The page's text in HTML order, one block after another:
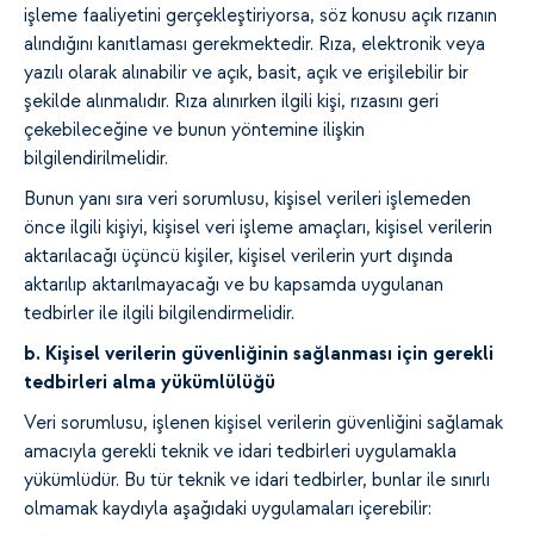
işleme faaliyetini gerçekleştiriyorsa, söz konusu açık rızanın
alındığını kanıtlaması gerekmektedir. Rıza, elektronik veya
yazılı olarak alınabilir ve açık, basit, açık ve erişilebilir bir
şekilde alınmalıdır. Rıza alınırken ilgili kişi, rızasını geri
çekebileceğine ve bunun yöntemine ilişkin
bilgilendirilmelidir.
Bunun yanı sıra veri sorumlusu, kişisel verileri işlemeden
önce ilgili kişiyi, kişisel veri işleme amaçları, kişisel verilerin
aktarılacağı üçüncü kişiler, kişisel verilerin yurt dışında
aktarılıp aktarılmayacağı ve bu kapsamda uygulanan
tedbirler ile ilgili bilgilendirmelidir.
b. Kişisel verilerin güvenliğinin sağlanması için gerekli
tedbirleri alma yükümlülüğü
Veri sorumlusu, işlenen kişisel verilerin güvenliğini sağlamak
amacıyla gerekli teknik ve idari tedbirleri uygulamakla
yükümlüdür. Bu tür teknik ve idari tedbirler, bunlar ile sınırlı
olmamak kaydıyla aşağıdaki uygulamaları içerebilir: